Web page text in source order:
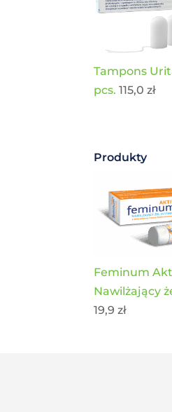
Tampons
pcs. 115,0zł
Produkty
Feminum
Nawilżający
19,9zł